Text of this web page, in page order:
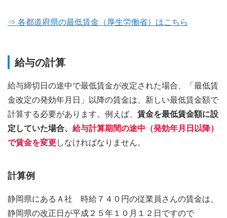
⇒ 各都道府県の最低賃金（厚生労働省）はこちら
給与の計算
給与締切日の途中で最低賃金が改定された場合、「最低賃
金改定の発効年月日」以降の賃金は、新しい最低賃金額で
計算する必要があります。例えば、 賃金を最低賃金額に設
定していた場合、 給与計算期間の途中（発効年月日以降）
で賃金を変更しなければなりません。
計算例
静岡県にあるＡ社 時給７４０円の従業員さんの賃金は、
静岡県の改正日が平成２５年１０月１２日ですので